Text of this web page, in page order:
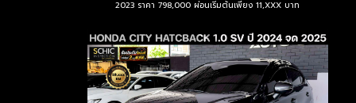
2023 ราคา 798,000 ผ่อนเริ่มต้นเพียง 11,XXX บาท